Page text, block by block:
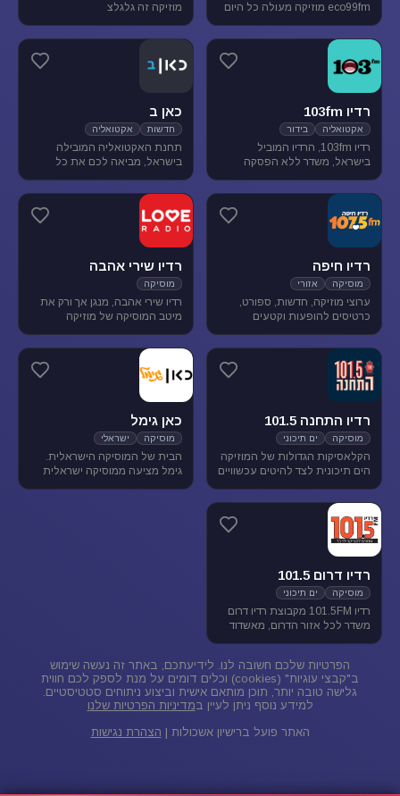
eco99fm מוזיקה מעולה כל היום מוזיקה זה גלגלצ
רדיו 103fm
אקטואליה בידור
רדיו 103fm, הרדיו המוביל
בישראל, משדר ללא הפסקה
וסאטירה, עם מיטב המגישים
והעיתונאים
כאן ב
חדשות אקטואליה
תחנת האקטואליה המובילה
בישראל, מביאה לכם את כל
והפרשנויות, של האירועים שעל
סדר היום הישראלי.
רדיו חיפה
מוסיקה אזורי
ערוצי מוזיקה, חדשות, ספורט,
כרטיסים להופעות וקטעים
רדיו שירי אהבה
מוסיקה
רדיו שירי אהבה, מנגן אך ורק את
מיטב המוסיקה של מוזיקה
והלהקות הטובות של שנות ה-80-
רדיו התחנה 101.5
מוסיקה ים תיכוני
הקלאסיקות הגדולות של המוזיקה
הים תיכונית לצד להיטים עכשוויים
בתדר 101.5 באיזור הצפון.
כאן גימל
מוסיקה ישראלי
הבית של המוסיקה הישראלית.
גימל מציעה ממוסיקה ישראלית
רדיו דרום 101.5
מוסיקה ים תיכוני
רדיו 101.5FM מקבוצת רדיו דרום
משדר לכל אזור הדרום, מאשדוד
הפרטיות שלכם חשובה לנו. לידיעתכם, באתר זה נעשה שימוש
ב"קבצי עוגיות" (cookies) וכלים דומים על מנת לספק לכם חווית
גלישה טובה יותר, תוכן מותאם אישית וביצוע ניתוחים סטטיסטיים.
למידע נוסף ניתן לעיין במדיניות הפרטיות שלנו
האתר פועל ברישיון אשכולות | הצהרת נגישות